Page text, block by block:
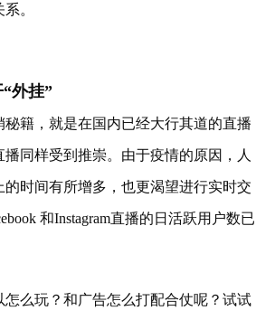
。
外挂”
秘籍，就是在国内已经大行其道的直播
同样受到推崇。由于疫情的原因，人
的时间有所增多，也更渴望进行实时交
和Instagram直播的日活跃用户数已
怎么玩？和广告怎么打配合仗呢？试试